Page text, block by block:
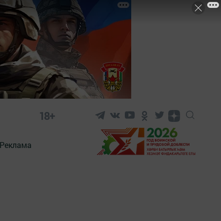
18+
Реклама